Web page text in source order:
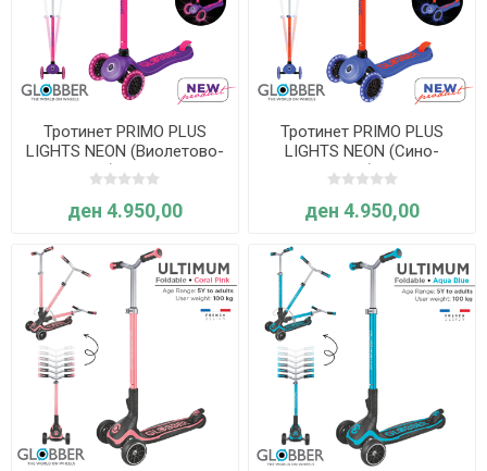
Тротинет PRIMO PLUS
LIGHTS NEON (Виолетово-
розов) - Globber
ден 4.950,00
Тротинет PRIMO PLUS
LIGHTS NEON (Сино-
портокалов) - Globber
ден 4.950,00